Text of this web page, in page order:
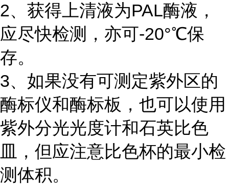
2、获得上清液为PAL酶液，
应尽快检测，亦可-20°℃保
存。
3、如果没有可测定紫外区的
酶标仪和酶标板，也可以使用
紫外分光光度计和石英比色
皿，但应注意比色杯的最小检
测体积。